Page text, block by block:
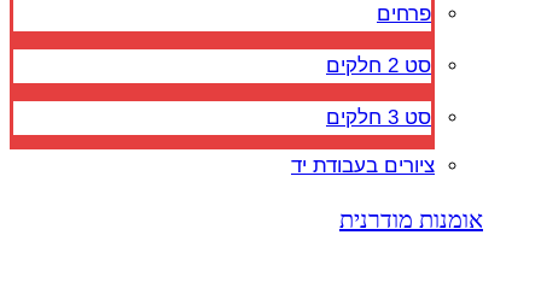
פרחים
סט 2 חלקים
סט 3 חלקים
ציורים בעבודת יד
אומנות מודרנית